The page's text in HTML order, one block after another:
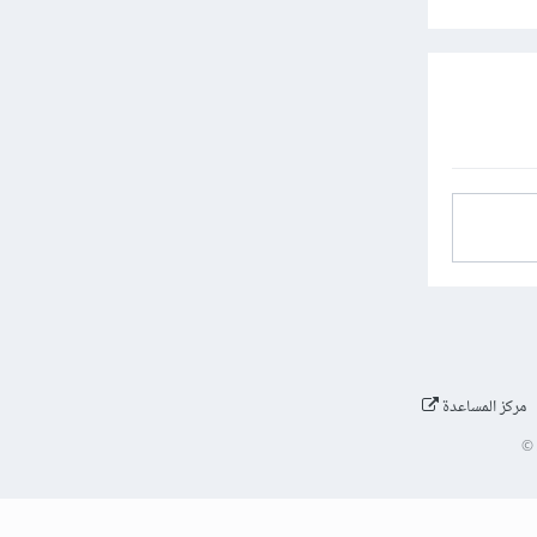
مركز المساعدة
©